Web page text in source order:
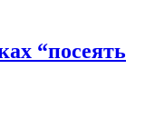
“посеять